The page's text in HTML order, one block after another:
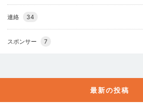
連絡 34
スポンサー 7
最新の投稿